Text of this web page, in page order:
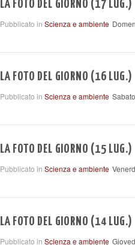
LA FOTO DEL GIORNO (17 LUG.)
Pubblicato in Scienza e ambiente
LA FOTO DEL GIORNO (16 LUG.)
Pubblicato in Scienza e ambiente
LA FOTO DEL GIORNO (15 LUG.)
Pubblicato in Scienza e ambiente
LA FOTO DEL GIORNO (14 LUG.)
Pubblicato in Scienza e ambiente